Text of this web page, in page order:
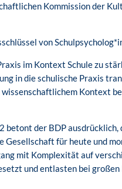
Kommission der
von
im Kontext Schule zu
in die schulische Praxis
Kontext
der BDP ausdrücklich,
Gesellschaft für heute und
mit Komplexität auf
und entlasten bei großen